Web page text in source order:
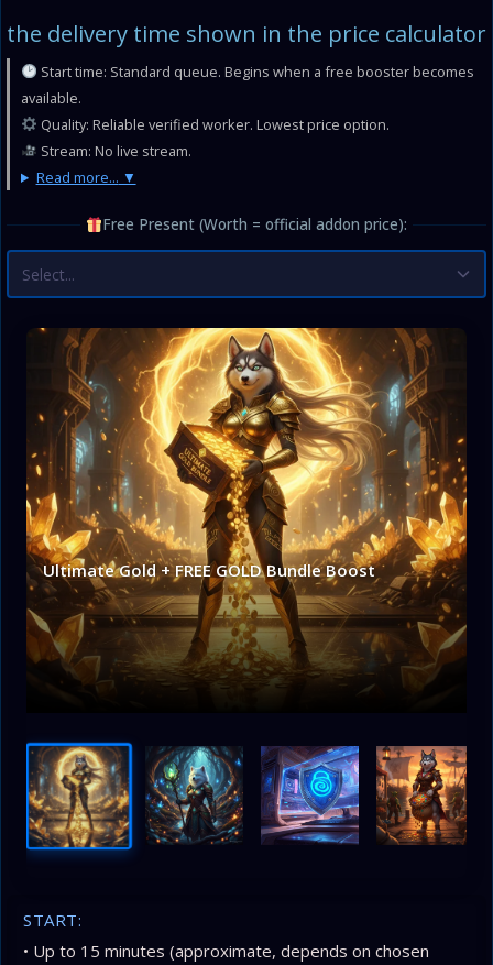
the delivery time shown in the price calculator
Start time: Standard queue. Begins when a free booster becomes
available.
Quality: Reliable verified worker. Lowest price option.
Stream: No live stream.
Read more...
Free Present (Worth = official addon price):
Select...
Ultimate Gold + FREE GOLD Bundle Boost
START:
• Up to 15 minutes (approximate, depends on chosen